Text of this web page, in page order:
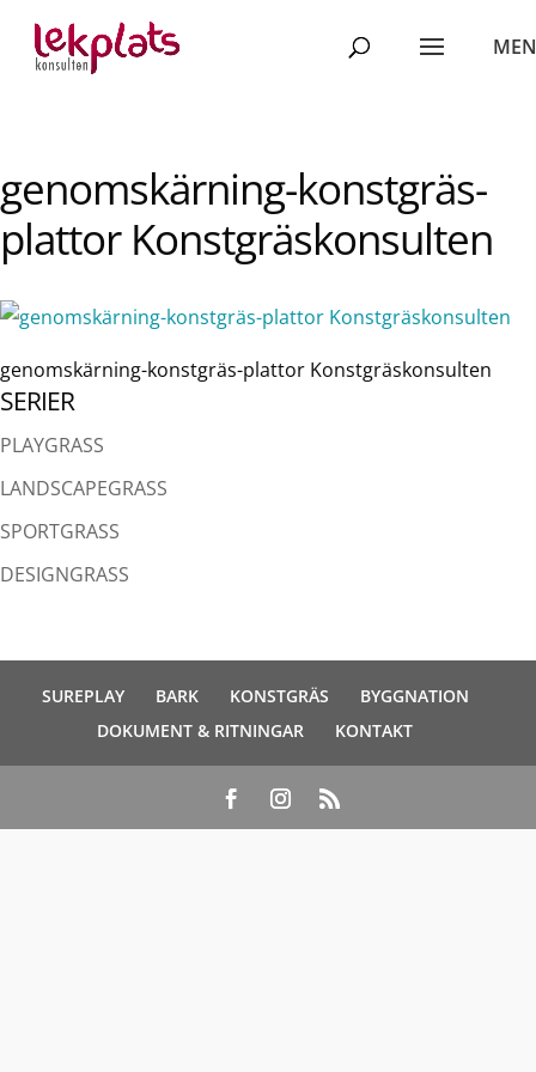
genomskärning-konstgräs-
plattor Konstgräskonsulten
genomskärning-konstgräs-plattor Konstgräskonsulten
SERIER
PLAYGRASS
LANDSCAPEGRASS
SPORTGRASS
DESIGNGRASS
SUREPLAY BARK KONSTGRÄS
BYGGNATION
DOKUMENT & RITNINGAR
KONTAKT